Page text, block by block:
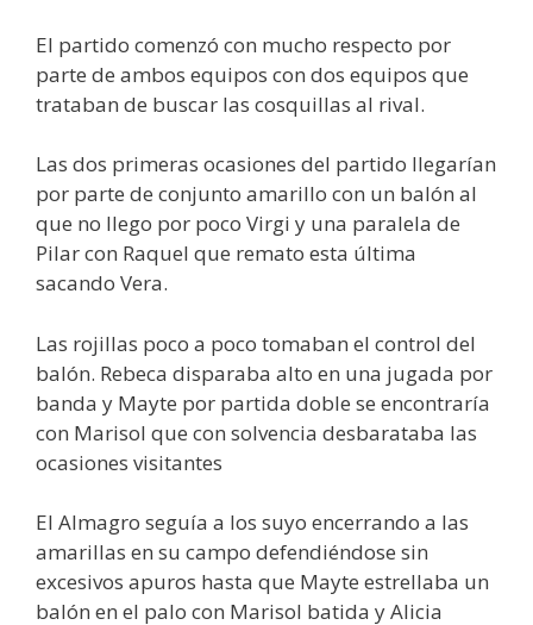
El partido comenzó con mucho respecto por
parte de ambos equipos con dos equipos que
trataban de buscar las cosquillas al rival.
Las dos primeras ocasiones del partido llegarían
por parte de conjunto amarillo con un balón al
que no llego por poco Virgi y una paralela de
Pilar con Raquel que remato esta última
sacando Vera.
Las rojillas poco a poco tomaban el control del
balón. Rebeca disparaba alto en una jugada por
banda y Mayte por partida doble se encontraría
con Marisol que con solvencia desbarataba las
ocasiones visitantes
El Almagro seguía a los suyo encerrando a las
amarillas en su campo defendiéndose sin
excesivos apuros hasta que Mayte estrellaba un
balón en el palo con Marisol batida y Alicia